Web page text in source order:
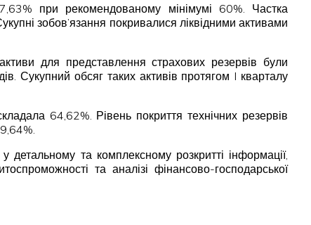
при рекомендованому мінімумі 60%. Частка
зобов’язання покривалися ліквідними активами
для представлення страхових резервів були
Сукупний обсяг таких активів протягом I кварталу
64,62%. Рівень покриття технічних резервів
детальному та комплексному розкритті інформації,
та аналізі фінансово-господарської